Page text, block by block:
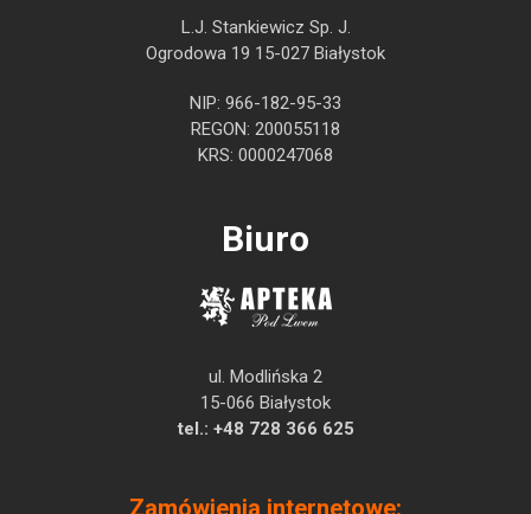
L.J. Stankiewicz Sp. J.
Ogrodowa 19 15-027 Białystok
NIP: 966-182-95-33
REGON: 200055118
KRS: 0000247068
Biuro
ul. Modlińska 2
15-066 Białystok
tel.: +48 728 366 625
Zamówienia internetowe: